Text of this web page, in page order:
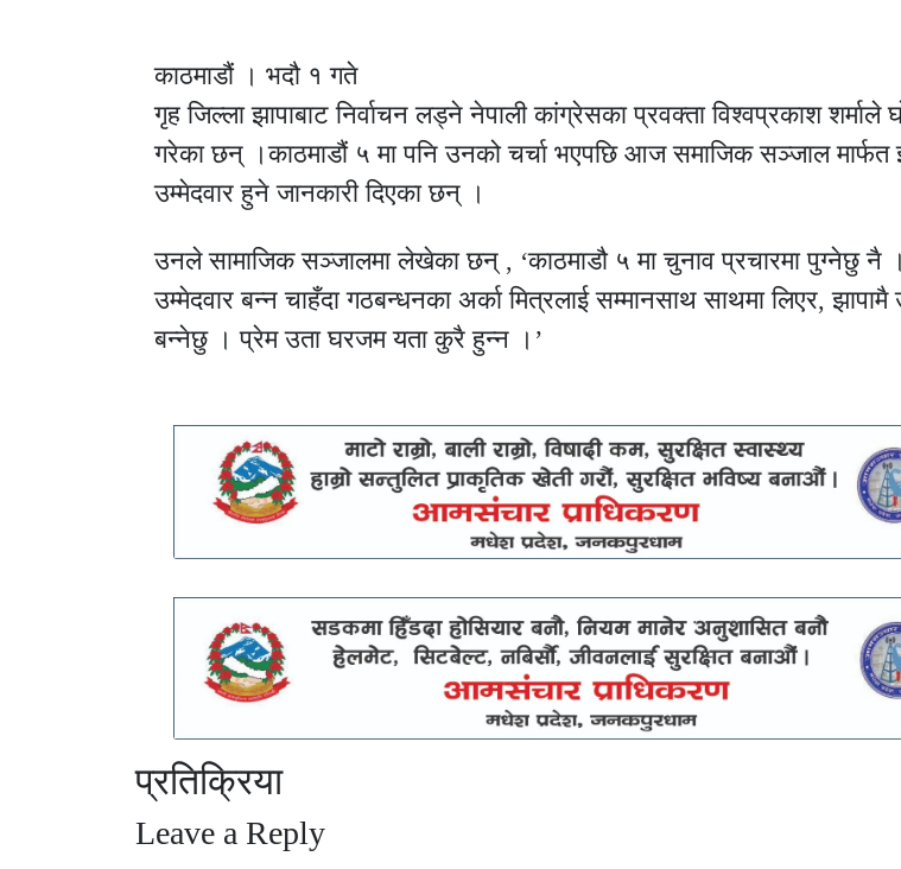
काठमाडौं । भदौ १ गते
गृह जिल्ला झापाबाट निर्वाचन लड्ने नेपाली कांग्रेसका प्रवक्ता विश्वप्रकाश शर्माले
गरेका छन् ।काठमाडौं ५ मा पनि उनको चर्चा भएपछि आज समाजिक सञ्जाल मार्फत
उम्मेदवार हुने जानकारी दिएका छन् ।
उनले सामाजिक सञ्जालमा लेखेका छन् , ‘काठमाडौ ५ मा चुनाव प्रचारमा पुग्नेछु नै
उम्मेदवार बन्न चाहँदा गठबन्धनका अर्का मित्रलाई सम्मानसाथ साथमा लिएर, झापामै
बन्नेछु । प्रेम उता घरजम यता कुरै हुन्न ।’
प्रतिक्रिया
Leave a Reply